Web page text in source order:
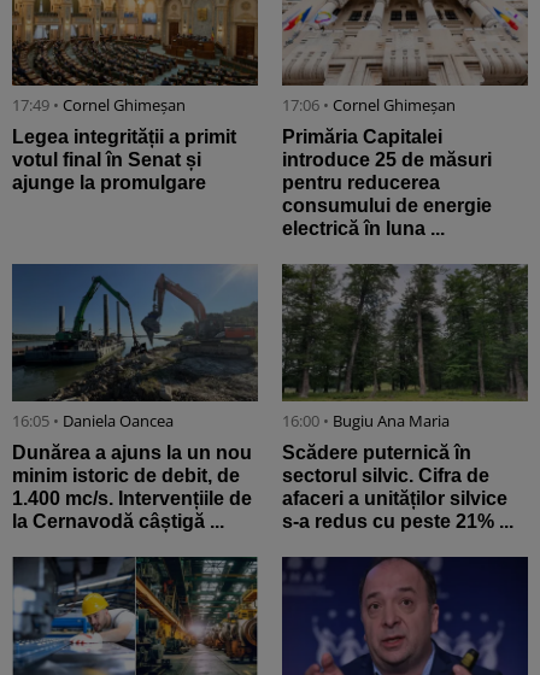
17:49 • Cornel Ghimeșan
Legea integrității a primit
votul final în Senat și
ajunge la promulgare
17:06 • Cornel Ghimeșan
Primăria Capitalei
introduce 25 de măsuri
pentru reducerea
consumului de energie
electrică în luna ...
16:05 • Daniela Oancea
Dunărea a ajuns la un nou
minim istoric de debit, de
1.400 mc/s. Intervențiile de
la Cernavodă câștigă ...
16:00 • Bugiu ⁠Ana Maria
Scădere puternică în
sectorul silvic. Cifra de
afaceri a unităților silvice
s-a redus cu peste 21% ...